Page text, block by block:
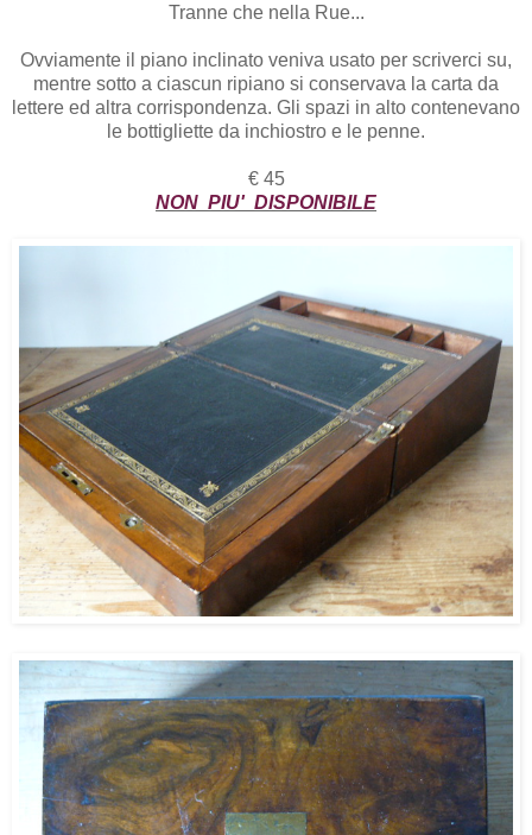
Tranne che nella Rue...
Ovviamente il piano inclinato veniva usato per scriverci su,
mentre sotto a ciascun ripiano si conservava la carta da
lettere ed altra corrispondenza. Gli spazi in alto contenevano
le bottigliette da inchiostro e le penne.
€ 45
NON PIU' DISPONIBILE